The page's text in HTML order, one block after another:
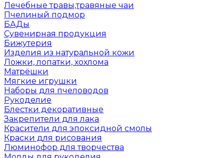
Лечебные травы,травяные чаи
Пчелиный подмор
БАДы
Сувенирная продукция
Бижутерия
Изделия из натуральной кожи
Ложки, лопатки, хохлома
Матрёшки
Мягкие игрушки
Наборы для пчеловодов
Рукоделие
Блестки декоративные
Закрепители для лака
Красители для эпоксидной смолы
Краски для рисования
Люминофор для творчества